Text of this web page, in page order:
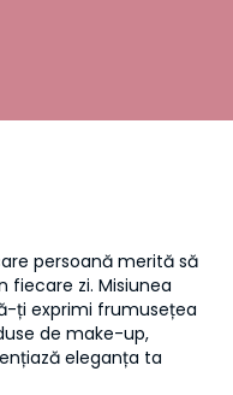
persoană merită să
fiecare zi. Misiunea
ți exprimi frumusețea
de make-up,
eleganța ta